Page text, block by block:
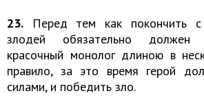
23. Перед тем как покончить с
злодей обязательно должен
красочный монолог длиною в
правило, за это время герой
силами, и победить зло.